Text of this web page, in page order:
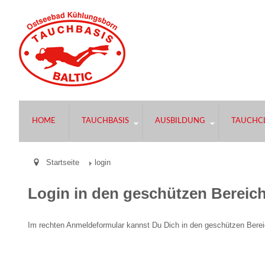
HOME TAUCHBASIS AUSBILDUNG
Startseite login
Login in den geschützen
Im rechten Anmeldeformular kannst Du Dich in den geschützen